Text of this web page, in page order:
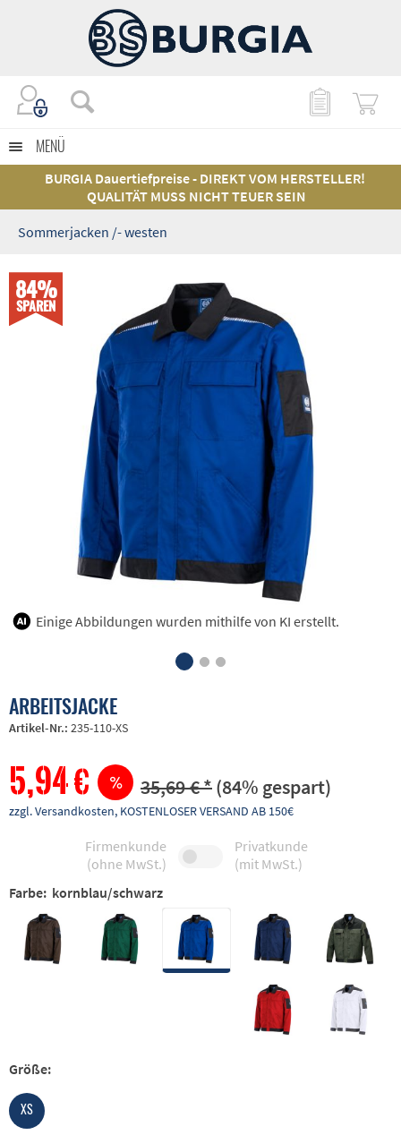
MENÜ
BURGIA Dauertiefpreise - DIREKT VOM HERSTELLER!
QUALITÄT MUSS NICHT TEUER SEIN
Sommerjacken /- westen
84%
SPAREN
Einige Abbildungen wurden mithilfe von KI erstellt.
ARBEITSJACKE
Artikel-Nr.: 235-110-XS
5,94 € 35,69 € *(84% gespart)
zzgl. Versandkosten, KOSTENLOSER VERSAND AB 150€
Firmenkunde
(ohne MwSt.)
Privatkunde
(mit MwSt.)
Farbe: kornblau/schwarz
Größe:
XS